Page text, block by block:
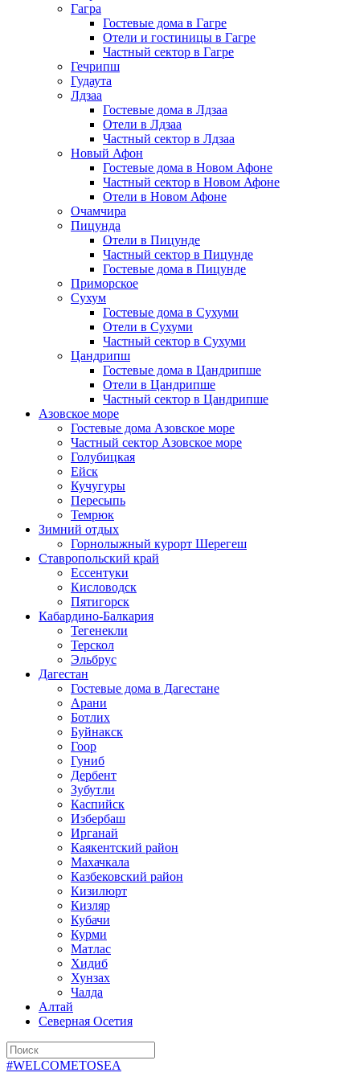
Гагра
Гостевые дома в Гагре
Отели и гостиницы в Гагре
Частный сектор в Гагре
Гечрипш
Гудаута
Лдзаа
Гостевые дома в Лдзаа
Отели в Лдзаа
Частный сектор в Лдзаа
Новый Афон
Гостевые дома в Новом Афоне
Частный сектор в Новом Афоне
Отели в Новом Афоне
Очамчира
Пицунда
Отели в Пицунде
Частный сектор в Пицунде
Гостевые дома в Пицунде
Приморское
Сухум
Гостевые дома в Сухуми
Отели в Сухуми
Частный сектор в Сухуми
Цандрипш
Гостевые дома в Цандрипше
Отели в Цандрипше
Частный сектор в Цандрипше
Азовское море
Гостевые дома Азовское море
Частный сектор Азовское море
Голубицкая
Ейск
Кучугуры
Пересыпь
Темрюк
Зимний отдых
Горнолыжный курорт Шерегеш
Ставропольский край
Ессентуки
Кисловодск
Пятигорск
Кабардино-Балкария
Тегенекли
Терскол
Эльбрус
Дагестан
Гостевые дома в Дагестане
Арани
Ботлих
Буйнакск
Гоор
Гуниб
Дербент
Зубутли
Каспийск
Избербаш
Ирганай
Каякентский район
Махачкала
Казбековский район
Кизилюрт
Кизляр
Кубачи
Курми
Матлас
Хидиб
Хунзах
Чалда
Алтай
Северная Осетия
#WELCOMETOSEA